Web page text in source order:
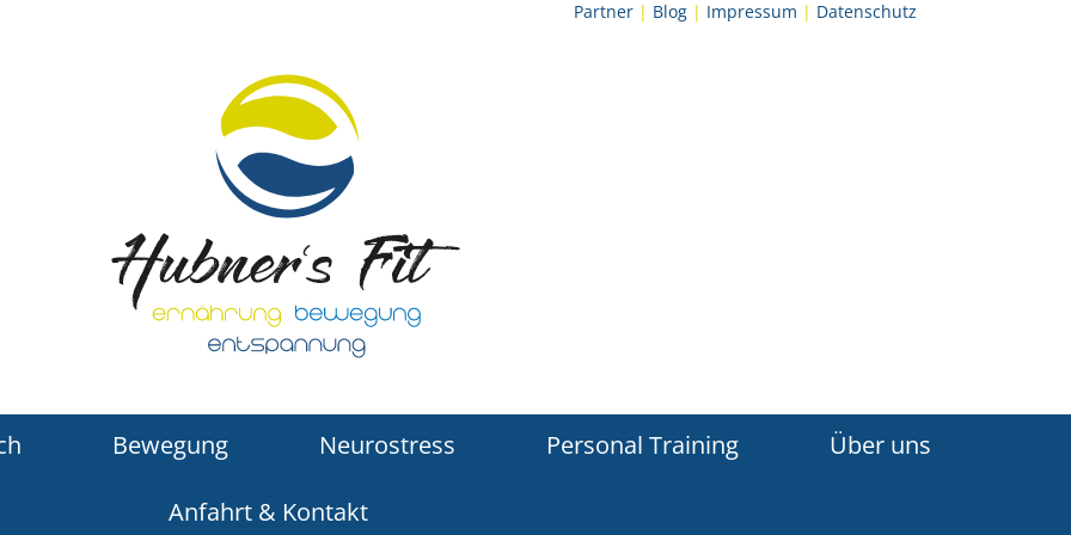
Partner| Blog| Impressum | Datenschutz
Bewegung Neurostress Personal Training Über uns
Anfahrt & Kontakt